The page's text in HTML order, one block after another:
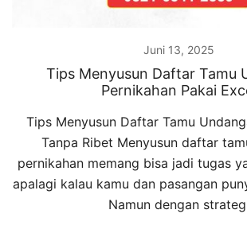
Juni 13, 2025
Tips Menyusun Daftar Tamu
Pernikahan Pakai
Tips Menyusun Daftar Tamu
Tanpa Ribet Menyusun daftar
pernikahan memang bisa jadi tugas
apalagi kalau kamu dan pasangan
Namun dengan